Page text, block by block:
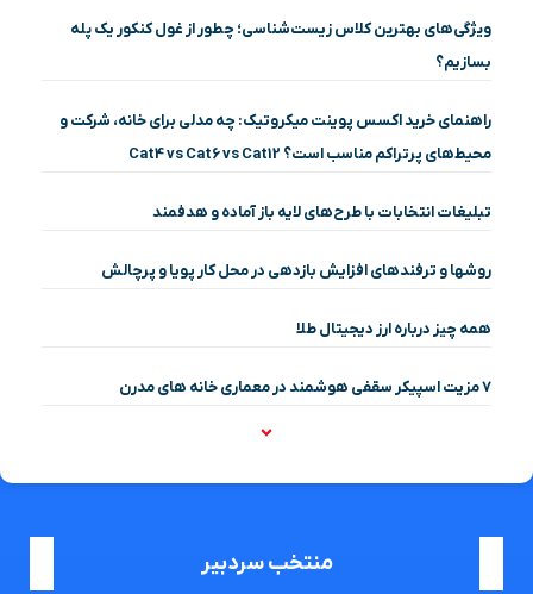
ویژگی‌های بهترین کلاس زیست‌شناسی؛ چطور از غول کنکور یک پله
بسازیم؟
راهنمای خرید اکسس پوینت میکروتیک: چه مدلی برای خانه، شرکت و
محیط‌های پرتراکم مناسب است؟ Cat4 vs Cat6 vs Cat12
تبلیغات انتخابات با طرح‌های لایه باز آماده و هدفمند
روشها و ترفندهای افزایش بازدهی در محل کار پویا و پرچالش
همه چیز درباره ارز دیجیتال طلا
۷ مزیت اسپیکر سقفی هوشمند در معماری خانه‌ های مدرن
منتخب سردبیر